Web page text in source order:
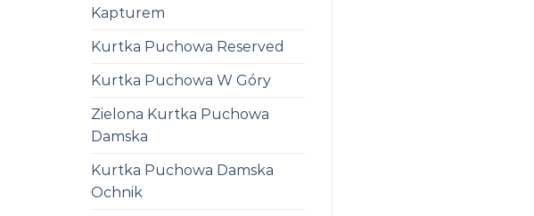
Kapturem
Kurtka Puchowa Reserved
Kurtka Puchowa W Góry
Zielona Kurtka Puchowa
Damska
Kurtka Puchowa Damska
Ochnik